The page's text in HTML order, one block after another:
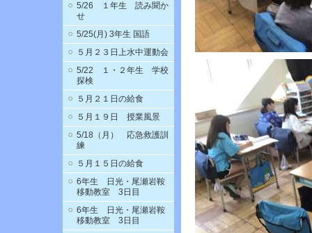
5/26 １年生 読み聞か
せ
5/25(月) 3年生 国語
５月２３日上水中運動会
5/22 １・２年生 学校
探検
５月２１日の給食
５月１９日 授業風景
5/18（月） 応急救護訓
練
５月１５日の給食
6年生 日光・尾瀬岩鞍
移動教室 3日目
6年生 日光・尾瀬岩鞍
移動教室 3日目